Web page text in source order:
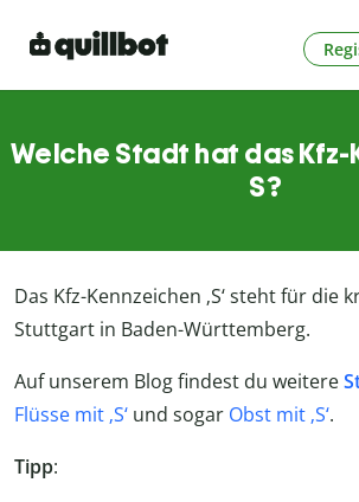
Welche Stadt hat das
S?
Das Kfz-Kennzeichen ‚S‘ steht für die
Stuttgart in Baden-Württemberg.
Auf unserem Blog findest du weitere
Flüsse mit ‚S‘ und sogar Obst mit ‚S‘.
Tipp: